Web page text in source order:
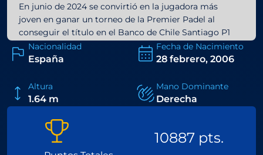
En junio de 2024 se convirtió en la jugadora más
joven en ganar un torneo de la Premier Padel al
conseguir el título en el Banco de Chile Santiago P1
con tan sólo 18 años y 3 meses. Su rápido ascenso en
este deporte la destaca como uno de los talentos
Nacionalidad
España
Fecha de Nacimiento
28 febrero, 2006
Altura
1.64 m
Mano Dominante
Derecha
10887 pts.